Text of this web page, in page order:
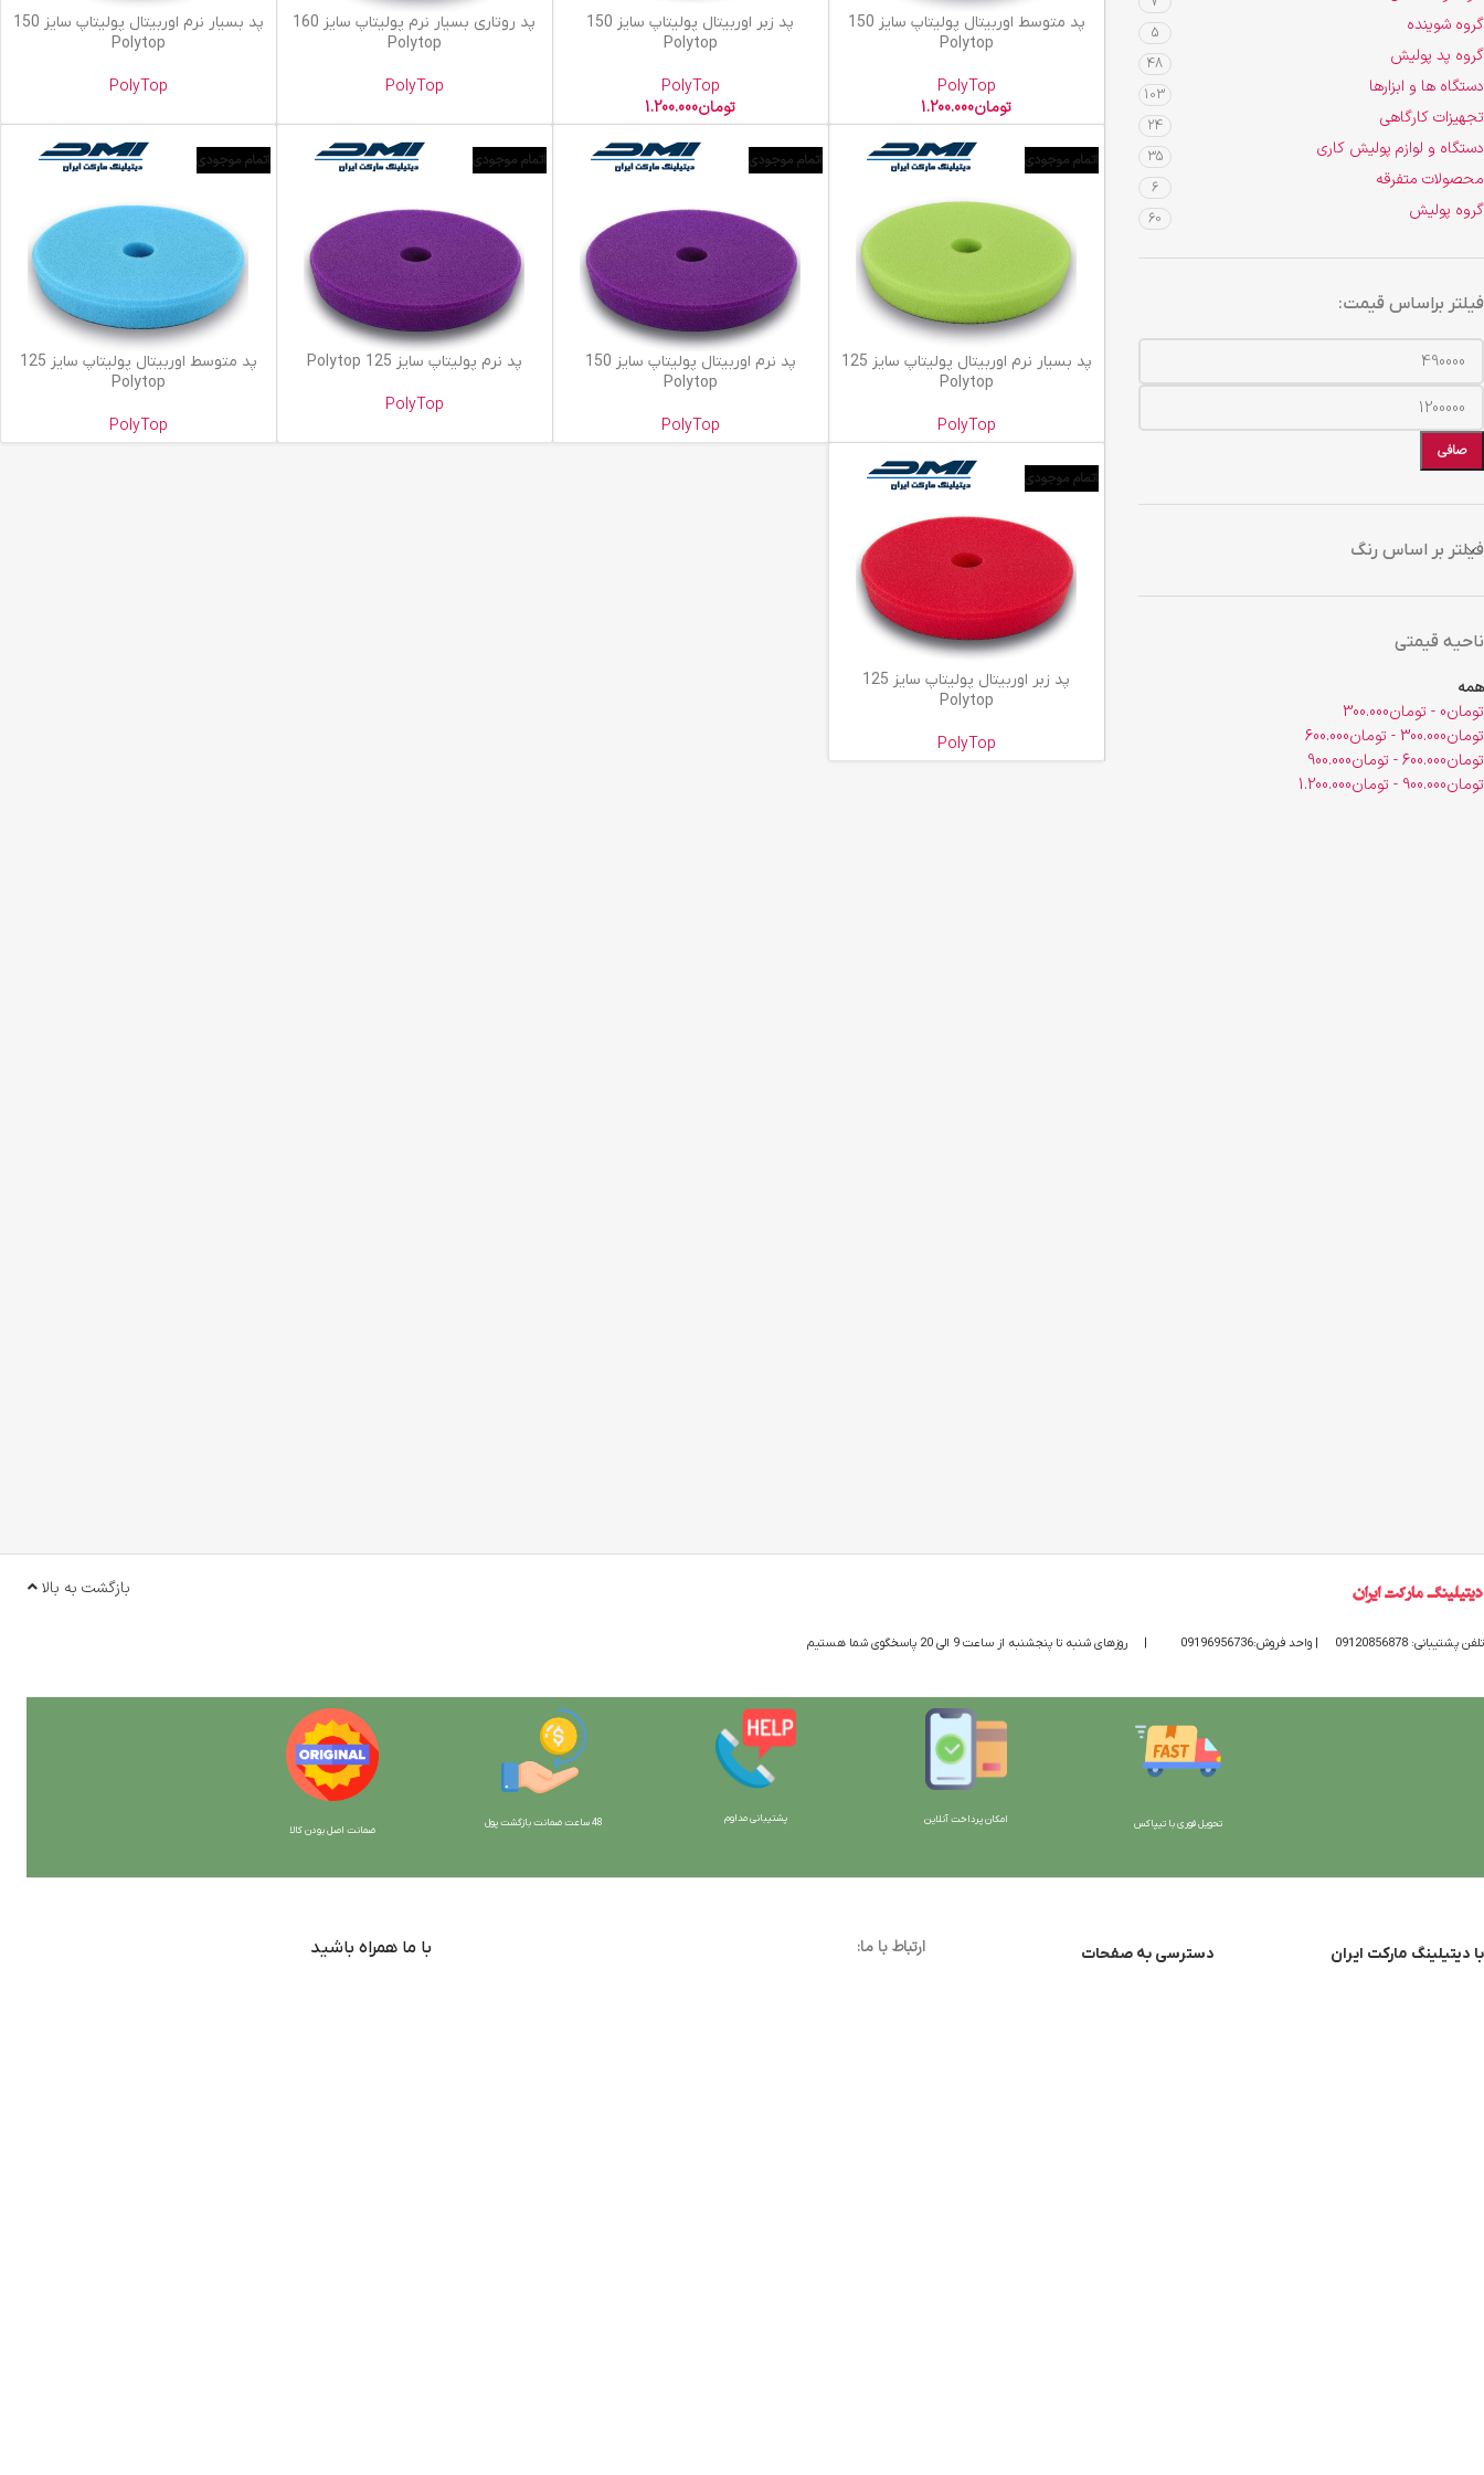
گروه شوینده 5
گروه پد پولیش 48
دستگاه ها و ابزارها 103
تجهیزات کارگاهی 24
دستگاه و لوازم پولیش کاری 35
محصولات متفرقه 6
گروه پولیش 60
فیلتر براساس قیمت:
صافی
فیلتر بر اساس رنگ
ناحیه قیمتی
همه
تومان0
- تومان300.000
تومان300.000
- تومان600.000
تومان600.000
- تومان900.000
تومان900.000
- تومان1.200.000
افزودن به سبد خرید
پد متوسط اوربیتال پولیتاپ سایز 150
Polytop
PolyTop
تومان1.200.000
افزودن به سبد خرید
پد زبر اوربیتال پولیتاپ سایز 150
Polytop
PolyTop
تومان1.200.000
اطلاعات بیشتر
پد روتاری بسیار نرم پولیتاپ سایز 160
Polytop
PolyTop
اطلاعات بیشتر
پد بسیار نرم اوربیتال پولیتاپ سایز 150
Polytop
PolyTop
اتمام موجودی
اطلاعات بیشتر
پد بسیار نرم اوربیتال پولیتاپ سایز 125
Polytop
PolyTop
اتمام موجودی
اطلاعات بیشتر
پد نرم اوربیتال پولیتاپ سایز 150
Polytop
PolyTop
اتمام موجودی
اطلاعات بیشتر
پد نرم پولیتاپ سایز 125 Polytop
PolyTop
اتمام موجودی
اطلاعات بیشتر
پد متوسط اوربیتال پولیتاپ سایز 125
Polytop
PolyTop
اتمام موجودی
اطلاعات بیشتر
پد زبر اوربیتال پولیتاپ سایز 125
Polytop
PolyTop
تلفن پشتیبانی: 09120856878 | واحد فروش:09196956736 | روزهای شنبه تا پنجشنبه از ساعت 9 الی 20 پاسخگوی شما هستیم
بازگشت به بالا
تحویل فوری با تیپاکس امکان پرداخت آنلاین پشتیبانی مداوم 48 ساعت ضمانت بازگش ت پول
ضمانت اصل بودن کالا
با دیتیلینگ مارکت ایران
دسترسی به صفحات
ارتباط با ما: با ما همراه باشید